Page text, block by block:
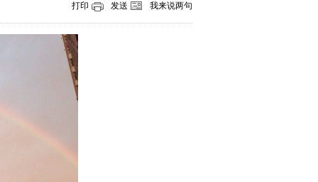
打印 发送 我来说两句